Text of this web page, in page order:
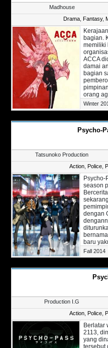
tersebut.
Dan
telah
yang
Sampai
mati
“Kira”
orang
nama
Kira
orang-
namun
tindak
terkenal
pihak
mencari
Dari
Note-
tak
orang
Madhouse
Drama, Fantasy,
bagian.
memiliki
ACCA
damai
bagian
orang
berada
Saat ini
mulai
tersebut,
Winter
Psycho-
Tatsunoko Production
Action Police
Psycho-
season
dengan
baru
kriminal
Sibyl
emosi
dan
dan
Fall 2014
Production I.G
Action Police
Berlatar
2113,
yang
tersebut